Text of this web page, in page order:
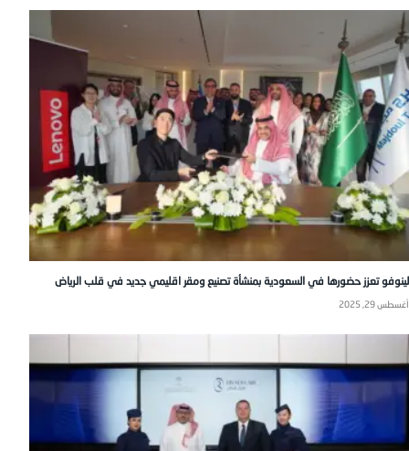
لينوفو تعزز حضورها في السعودية بمنشأة تصنيع ومقر اقليمي جديد في قلب الرياض
أغسطس 29, 2025